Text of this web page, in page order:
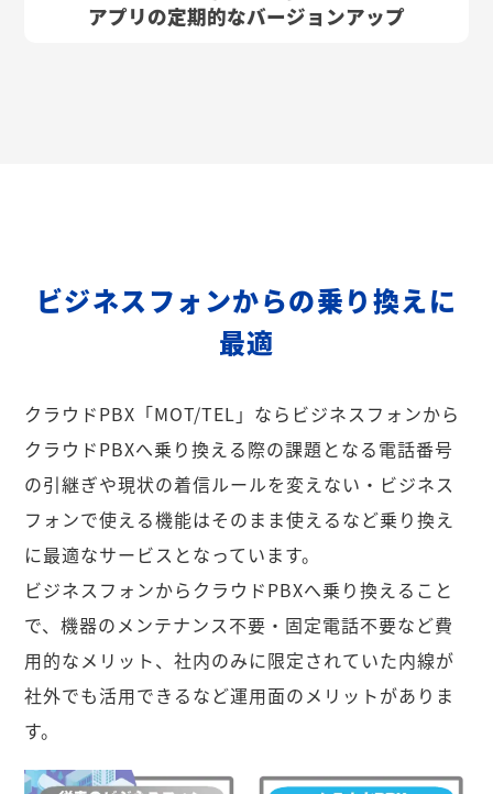
アプリの定期的なバージョンアップ
ビジネスフォンからの乗り換えに
最適
クラウドPBX「MOT/TEL」ならビジネスフォンから
クラウドPBXへ乗り換える際の課題となる電話番号
の引継ぎや現状の着信ルールを変えない・ビジネス
フォンで使える機能はそのまま使えるなど乗り換え
に最適なサービスとなっています。
ビジネスフォンからクラウドPBXへ乗り換えること
で、機器のメンテナンス不要・固定電話不要など費
用的なメリット、社内のみに限定されていた内線が
社外でも活用できるなど運用面のメリットがありま
す。